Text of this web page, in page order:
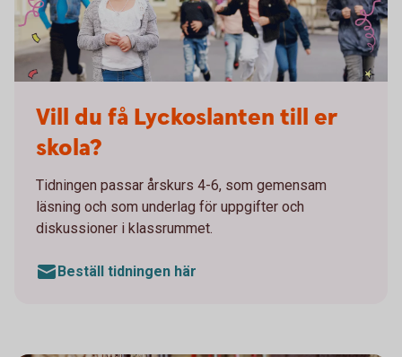
Vill du få Lyckoslanten till er
skola?
Tidningen passar årskurs 4-6, som gemensam
läsning och som underlag för uppgifter och
diskussioner i klassrummet.
Beställ tidningen här